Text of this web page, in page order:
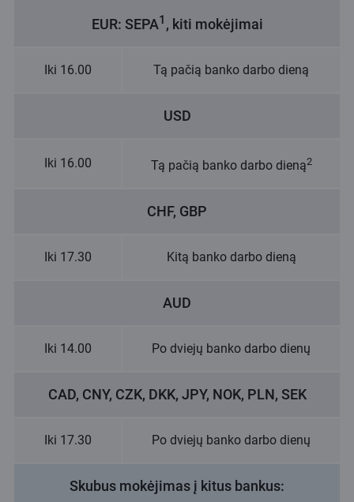
EUR: SEPA1 , kiti mokėjimai
Iki 16.00 Tą pačią banko darbo dieną
USD
Iki 16.00 Tą pačią banko darbo dieną2
CHF, GBP
Iki 17.30 Kitą banko darbo dieną
AUD
Iki 14.00 Po dviejų banko darbo dienų
CAD, CNY, CZK, DKK, JPY, NOK, PLN, SEK
Iki 17.30 Po dviejų banko darbo dienų
Skubus mokėjimas į kitus bankus: